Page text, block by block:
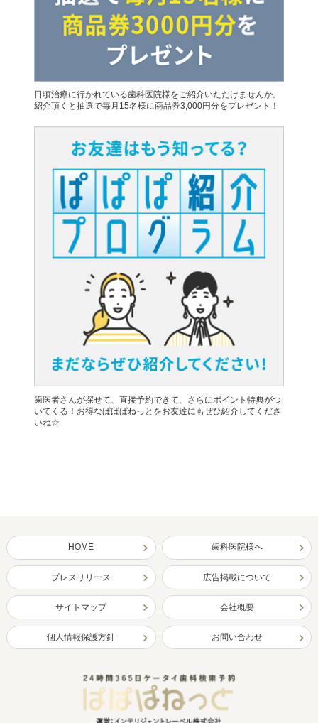
日頃治療に行かれている歯科医院様をご紹介いただけませんか。
紹介頂くと抽選で毎月15名様に商品券3,000円分をプレゼント！
歯医者さんが探せて、直接予約できて、さらにポイント特典がつ
いてくる！お得なぱぱぱねっとをお友達にもぜひ紹介してくださ
いね☆
HOME 歯科医院様へ
プレスリリース 広告掲載について
サイトマップ 会社概要
個人情報保護方針 お問い合わせ